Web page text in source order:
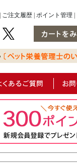
ご注文履歴 ポイント管理